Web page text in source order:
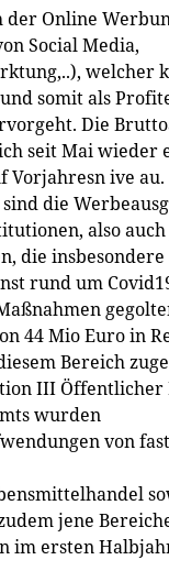
der Online
Social Media,
welcher
somit als
Die
seit Mai wieder
Vorjahresn ive au.
die
also auch
die insbesondere
rund um
44 Mio Euro in
Bereich
III Öffentlicher
wurden
von
jene
im ersten